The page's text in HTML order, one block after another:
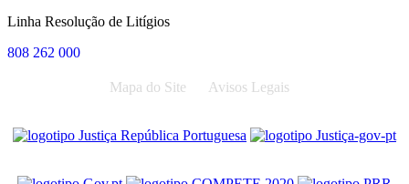
Linha Resolução de Litígios
808 262 000
Mapa do Site Avisos Legais